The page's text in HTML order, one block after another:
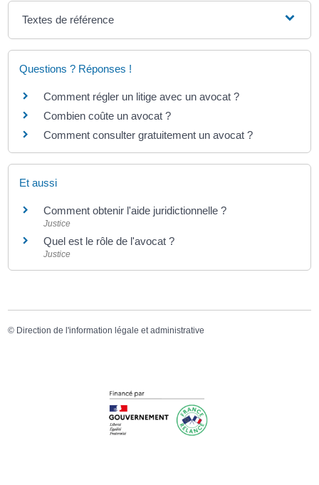
Textes de référence
Questions ? Réponses !
Comment régler un litige avec un avocat ?
Combien coûte un avocat ?
Comment consulter gratuitement un avocat ?
Et aussi
Comment obtenir l'aide juridictionnelle ?
Justice
Quel est le rôle de l'avocat ?
Justice
© Direction de l'information légale et administrative